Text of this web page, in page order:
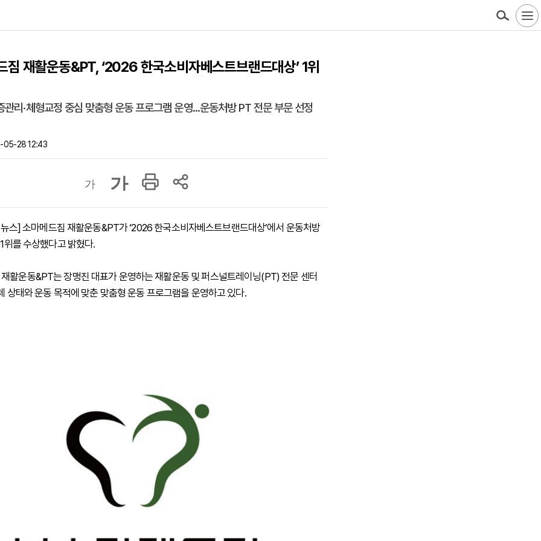
짐 재활운동&PT, ‘2026 한국소비자베스트브랜드대상’ 1위
관리·체형교정 중심 맞춤형 운동 프로그램 운영...운동처방 PT 전문 부문 선정
05-28 12:43
가 가
스] 소마메드짐 재활운동&PT가 ‘2026 한국소비자베스트브랜드대상’에서 운동처방
위를 수상했다고 밝혔다.
활운동&PT는 장맹진 대표가 운영하는 재활운동 및 퍼스널트레이닝(PT) 전문 센터
상태와 운동 목적에 맞춘 맞춤형 운동 프로그램을 운영하고 있다.